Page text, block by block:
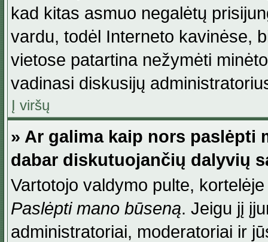
kad kitas asmuo negalėtų
vardu, todėl Interneto kavinėse,
vietose patartina nežymėti
vadinasi diskusijų
Į viršų
» Ar galima kaip nors paslėpti
dabar diskutuojančių dalyvių
Vartotojo valdymo pulte,
Paslėpti mano būseną. Jeigu jį
administratoriai, moderatoriai ir